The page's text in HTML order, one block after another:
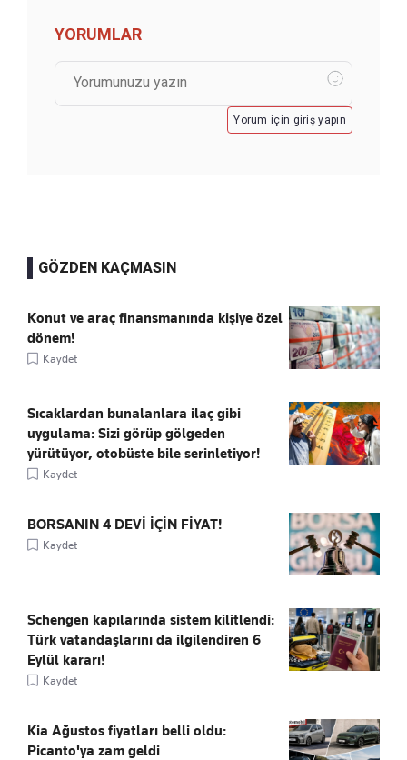
YORUMLAR
Yorum için giriş yapın
GÖZDEN KAÇMASIN
Konut ve araç finansmanında kişiye özel
dönem!
Kaydet
Sıcaklardan bunalanlara ilaç gibi
uygulama: Sizi görüp gölgeden
yürütüyor, otobüste bile serinletiyor!
Kaydet
BORSANIN 4 DEVİ İÇİN FİYAT!
Kaydet
Schengen kapılarında sistem kilitlendi:
Türk vatandaşlarını da ilgilendiren 6
Eylül kararı!
Kaydet
Kia Ağustos fiyatları belli oldu:
Picanto'ya zam geldi